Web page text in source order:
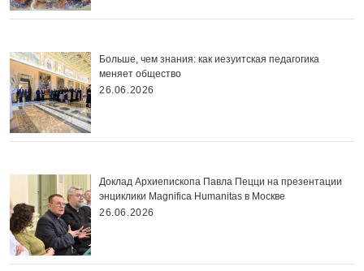
Больше, чем знания: как иезуитская педагогика
меняет общество
26.06.2026
Доклад Архиепископа Павла Пецци на презентации
энциклики Magnifica Нumanitas в Москве
26.06.2026